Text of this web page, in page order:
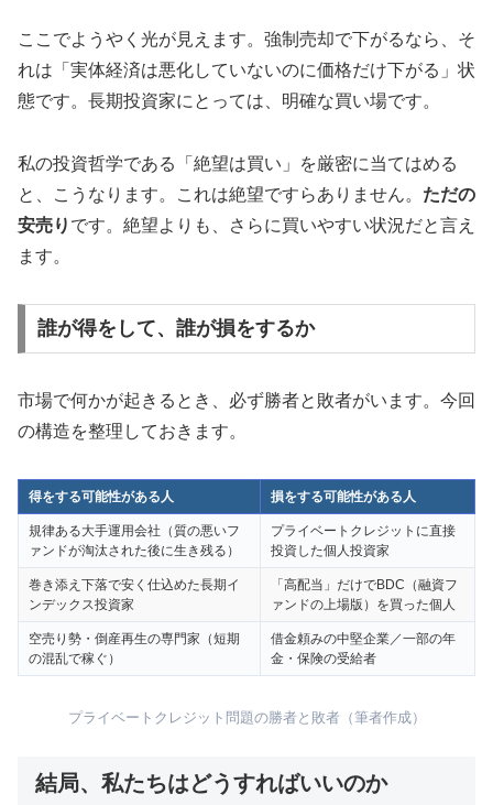
ここでようやく光が見えます。強制売却で下がるなら、そ
れは「実体経済は悪化していないのに価格だけ下がる」状
態です。長期投資家にとっては、明確な買い場です。
私の投資哲学である「絶望は買い」を厳密に当てはめる
と、こうなります。これは絶望ですらありません。 ただの
安売り です。絶望よりも、さらに買いやすい状況だと言え
ます。
誰が得をして、誰が損をするか
市場で何かが起きるとき、必ず勝者と敗者がいます。今回
の構造を整理しておきます。
得をする可能性がある人 損をする可能性がある人
規律ある大手運用会社（質の悪いフ
ァンドが淘汰された後に生き残る）
プライベートクレジットに直接
投資した個人投資家
巻き添え下落で安く仕込めた長期イ
ンデックス投資家
「高配当」だけでBDC（融資フ
ァンドの上場版）を買った個人
空売り勢・倒産再生の専門家（短期
の混乱で稼ぐ）
借金頼みの中堅企業／一部の年
金・保険の受給者
プライベートクレジット問題の勝者と敗者（筆者作成）
結局、私たちはどうすればいいのか